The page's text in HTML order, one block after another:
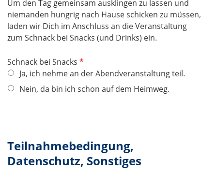
t
f
e
l
​​​​​​​Um den Tag gemeinsam ausklingen zu lassen und
niemanden hungrig nach Hause schicken zu müssen,
laden wir Dich im Anschluss an die Veranstaltung
zum Schnack bei Snacks (und Drinks) ein.
Schnack bei Snacks P
f
l
f
l
Ja, ich nehme an der Abendveranstaltung teil.
Nein, da bin ich schon auf dem Heimweg.
Teilnahmebedingung,
Datenschutz, Sonstiges